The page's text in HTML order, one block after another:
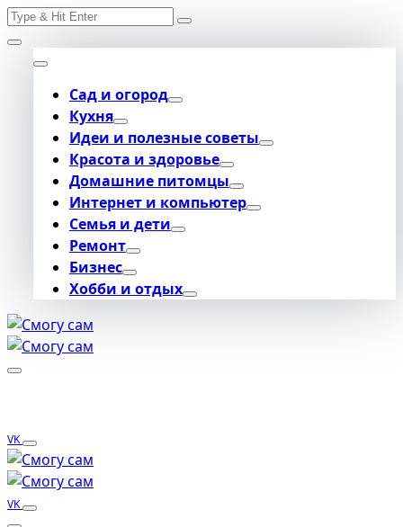
Skip
to
content
Search
Сад и огород
Кухня
Идеи и полезные советы
Красота и здоровье
Домашние питомцы
Интернет и компьютер
Семья и дети
Ремонт
Бизнес
Хобби и отдых
VK
VK